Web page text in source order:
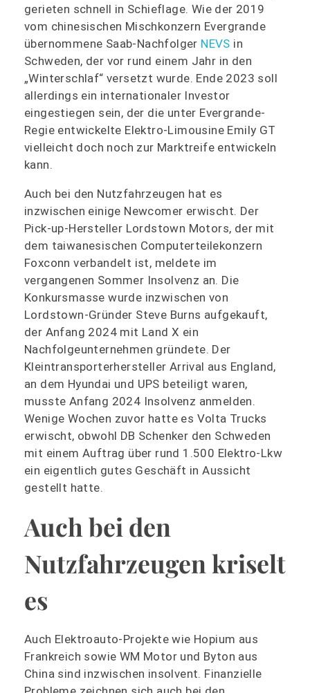
gerieten schnell in Schieflage. Wie der 2019
vom chinesischen Mischkonzern Evergrande
übernommene Saab-Nachfolger NEVS in
Schweden, der vor rund einem Jahr in den
„Winterschlaf“ versetzt wurde. Ende 2023 soll
allerdings ein internationaler Investor
eingestiegen sein, der die unter Evergrande-
Regie entwickelte Elektro-Limousine Emily GT
vielleicht doch noch zur Marktreife entwickeln
kann.
Auch bei den Nutzfahrzeugen hat es
inzwischen einige Newcomer erwischt. Der
Pick-up-Hersteller Lordstown Motors, der mit
dem taiwanesischen Computerteilekonzern
Foxconn verbandelt ist, meldete im
vergangenen Sommer Insolvenz an. Die
Konkursmasse wurde inzwischen von
Lordstown-Gründer Steve Burns aufgekauft,
der Anfang 2024 mit Land X ein
Nachfolgeunternehmen gründete. Der
Kleintransporterhersteller Arrival aus England,
an dem Hyundai und UPS beteiligt waren,
musste Anfang 2024 Insolvenz anmelden.
Wenige Wochen zuvor hatte es Volta Trucks
erwischt, obwohl DB Schenker den Schweden
mit einem Auftrag über rund 1.500 Elektro-Lkw
ein eigentlich gutes Geschäft in Aussicht
gestellt hatte.
Auch bei den
Nutzfahrzeugen kriselt
es
Auch Elektroauto-Projekte wie Hopium aus
Frankreich sowie WM Motor und Byton aus
China sind inzwischen insolvent. Finanzielle